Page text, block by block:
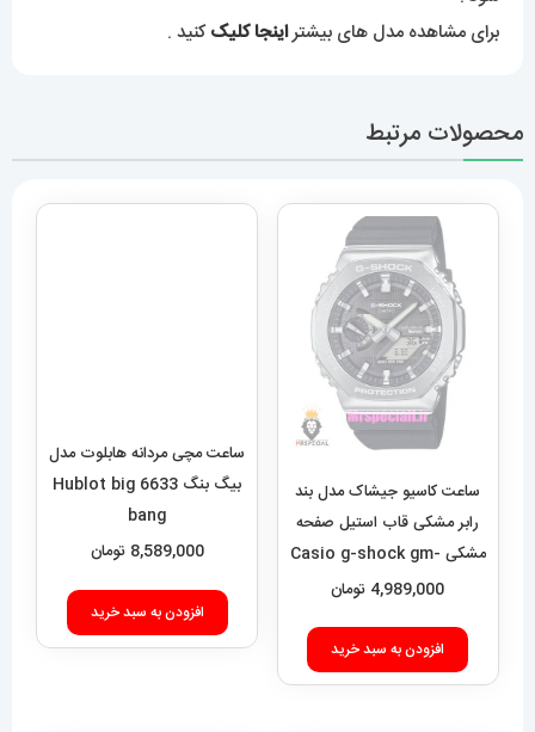
ساعت های لوکس شما با نهایت حرفه ای بودن و دقت برآورده می
محصولات مرتبط
ساعت کاسیو جیشاک مدل بند
رابر مشکی قاب استیل صفحه
2100 021462
4,989,000تومان
بیگ بنگ 6633 Hublot big
bang
8,589,000